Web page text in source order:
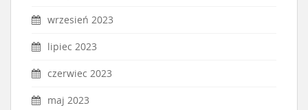
wrzesień 2023
lipiec 2023
czerwiec 2023
maj 2023